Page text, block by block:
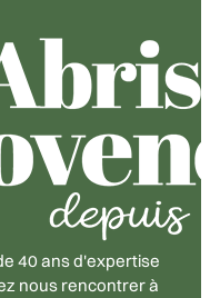
40 ans d'expertise
nous rencontrer à